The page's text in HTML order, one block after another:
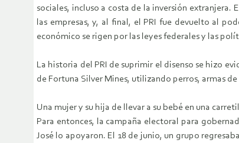
sociales, incluso a costa de la inversión
las empresas, y, al final, el PRI fue devuelto al
económico se rigen por las leyes federales y las
La historia del PRI de suprimir el disenso se hizo
de Fortuna Silver Mines, utilizando perros, armas
Una mujer y su hija de llevar a su bebé en una
Para entonces, la campaña electoral para
José lo apoyaron. El 18 de junio, un grupo